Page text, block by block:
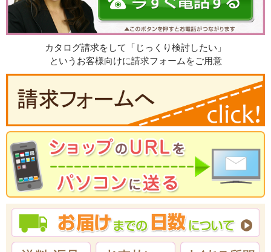
カタログ請求をして「じっくり検討したい」
というお客様向けに請求フォームをご用意